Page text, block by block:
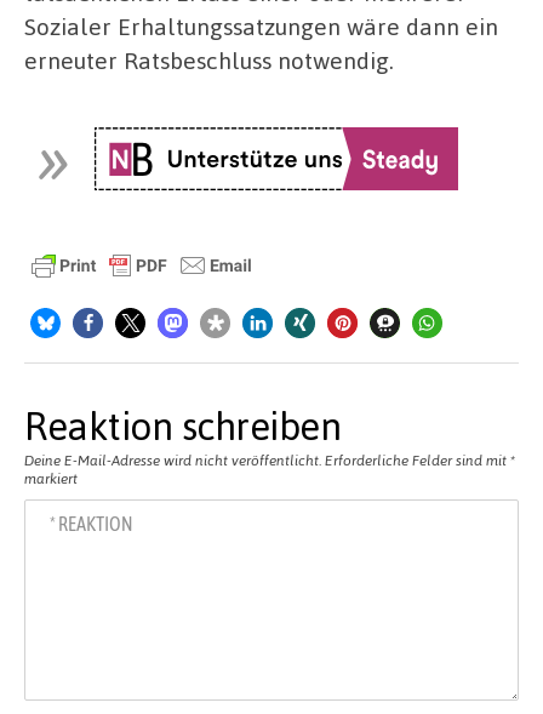
Sozialer Erhaltungssatzungen wäre dann ein
erneuter Ratsbeschluss notwendig.
Reaktion schreiben
Deine E-Mail-Adresse wird nicht veröffentlicht. Erforderliche Felder sind mit *
markiert